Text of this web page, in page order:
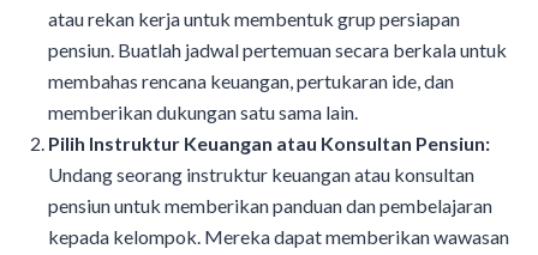
atau rekan kerja untuk membentuk grup persiapan
pensiun. Buatlah jadwal pertemuan secara berkala untuk
membahas rencana keuangan, pertukaran ide, dan
memberikan dukungan satu sama lain.
Pilih Instruktur Keuangan atau Konsultan Pensiun:
Undang seorang instruktur keuangan atau konsultan
pensiun untuk memberikan panduan dan pembelajaran
kepada kelompok. Mereka dapat memberikan wawasan